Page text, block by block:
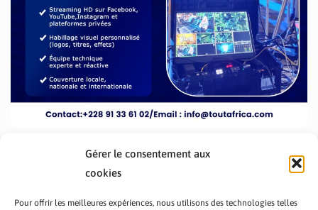
Gérer le consentement aux
cookies
Pour offrir les meilleures expériences, nous utilisons des technologies telles